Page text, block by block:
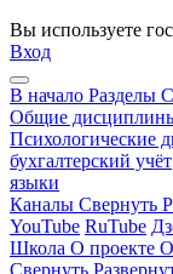
Вы используете
Вход
В начало Разделы
Общие
Психологические
бухгалтерский учёт
языки
Каналы Свернуть
YouTube RuTube
Школа О проекте
Свернуть